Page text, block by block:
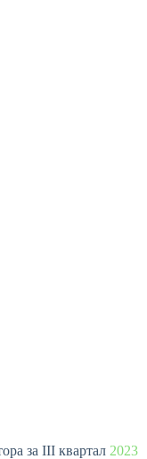
за III квартал 2023